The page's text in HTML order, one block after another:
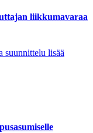
liikkumavaraa
suunnittelu lisää